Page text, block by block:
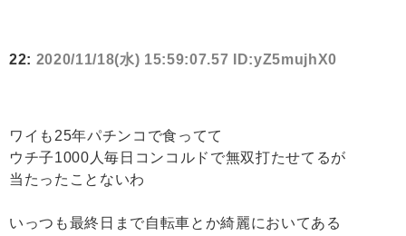
22: 2020/11/18(水) 15:59:07.57 ID:yZ5mujhX0
ワイも25年パチンコで食ってて
ウチ子1000人毎日コンコルドで無双打たせてるが
当たったことないわ
いっつも最終日まで自転車とか綺麗においてある